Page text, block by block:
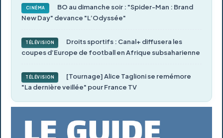
CINÉMA
BO au dimanche soir : "Spider-Man : Brand
New Day" devance "L’Odyssée"
TÉLÉVISION
Droits sportifs : Canal+ diffusera les
coupes d’Europe de football en Afrique subsaharienne
TÉLÉVISION
[Tournage] Alice Taglioni se remémore
"La dernière veillée" pour France TV